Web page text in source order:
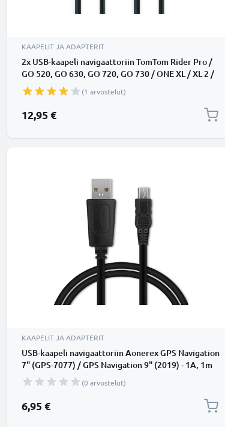
KAAPELIT JA ADAPTERIT
2x USB-kaapeli navigaattoriin TomTom Rider Pro /
GO 520, GO 630, GO 720, GO 730 / ONE XL / XL 2 /
Trucker 5000 - 1A, 1m latausjohto. Musta PVC
kaapeli
(1 arvostelut)
12,95 €
KAAPELIT JA ADAPTERIT
USB-kaapeli navigaattoriin Aonerex GPS Navigation
7" (GPS-7077) / GPS Navigation 9" (2019) - 1A, 1m
latausjohto. Musta PVC kaapeli
(0 arvostelut)
6,95 €